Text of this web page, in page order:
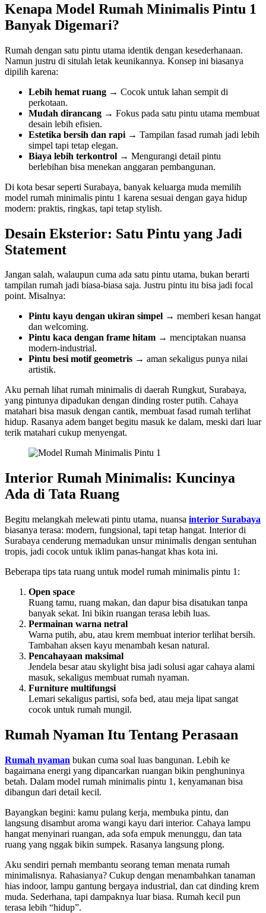
Kenapa Model Rumah Minimalis Pintu 1
Banyak Digemari?
Rumah dengan satu pintu utama identik dengan kesederhanaan.
Namun justru di situlah letak keunikannya. Konsep ini biasanya
dipilih karena:
Lebih hemat ruang → Cocok untuk lahan sempit di
perkotaan.
Mudah dirancang → Fokus pada satu pintu utama membuat
desain lebih efisien.
Estetika bersih dan rapi → Tampilan fasad rumah jadi lebih
simpel tapi tetap elegan.
Biaya lebih terkontrol → Mengurangi detail pintu
berlebihan bisa menekan anggaran pembangunan.
Di kota besar seperti Surabaya, banyak keluarga muda memilih
model rumah minimalis pintu 1 karena sesuai dengan gaya hidup
modern: praktis, ringkas, tapi tetap stylish.
Desain Eksterior: Satu Pintu yang Jadi
Statement
Jangan salah, walaupun cuma ada satu pintu utama, bukan berarti
tampilan rumah jadi biasa-biasa saja. Justru pintu itu bisa jadi focal
point. Misalnya:
Pintu kayu dengan ukiran simpel → memberi kesan hangat
dan welcoming.
Pintu kaca dengan frame hitam → menciptakan nuansa
modern-industrial.
Pintu besi motif geometris → aman sekaligus punya nilai
artistik.
Aku pernah lihat rumah minimalis di daerah Rungkut, Surabaya,
yang pintunya dipadukan dengan dinding roster putih. Cahaya
matahari bisa masuk dengan cantik, membuat fasad rumah terlihat
hidup. Rasanya adem banget begitu masuk ke dalam, meski dari luar
terik matahari cukup menyengat.
Interior Rumah Minimalis: Kuncinya
Ada di Tata Ruang
Begitu melangkah melewati pintu utama, nuansa interior Surabaya
biasanya terasa: modern, fungsional, tapi tetap hangat. Interior di
Surabaya cenderung memadukan unsur minimalis dengan sentuhan
tropis, jadi cocok untuk iklim panas-hangat khas kota ini.
Beberapa tips tata ruang untuk model rumah minimalis pintu 1:
Open space
Ruang tamu, ruang makan, dan dapur bisa disatukan tanpa
banyak sekat. Ini bikin ruangan terasa lebih luas.
Permainan warna netral
Warna putih, abu, atau krem membuat interior terlihat bersih.
Tambahan aksen kayu menambah kesan natural.
Pencahayaan maksimal
Jendela besar atau skylight bisa jadi solusi agar cahaya alami
masuk, sekaligus membuat rumah nyaman.
Furniture multifungsi
Lemari sekaligus partisi, sofa bed, atau meja lipat sangat
cocok untuk rumah mungil.
Rumah Nyaman Itu Tentang Perasaan
Rumah nyaman bukan cuma soal luas bangunan. Lebih ke
bagaimana energi yang dipancarkan ruangan bikin penghuninya
betah. Dalam model rumah minimalis pintu 1, kenyamanan bisa
dibangun dari detail kecil.
Bayangkan begini: kamu pulang kerja, membuka pintu, dan
langsung disambut aroma wangi kayu dari interior. Cahaya lampu
hangat menyinari ruangan, ada sofa empuk menunggu, dan tata
ruang yang nggak bikin sumpek. Rasanya langsung plong.
Aku sendiri pernah membantu seorang teman menata rumah
minimalisnya. Rahasianya? Cukup dengan menambahkan tanaman
hias indoor, lampu gantung bergaya industrial, dan cat dinding krem
muda. Sederhana, tapi dampaknya luar biasa. Rumah kecil pun
terasa lebih “hidup”.